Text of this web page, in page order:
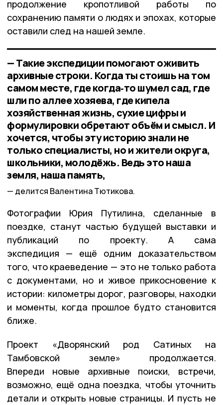
продолжение кропотливой работы по
сохранению памяти о людях и эпохах, которые
оставили след на нашей земле.
— Такие экспедиции помогают оживить
архивные строки. Когда ты стоишь на том
самом месте, где когда‑то шумел сад, где
шли по аллее хозяева, где кипела
хозяйственная жизнь, сухие цифры и
формулировки обретают объём и смысл. И
хочется, чтобы эту историю знали не
только специалисты, но и жители округа,
школьники, молодёжь. Ведь это наша
земля, наша память,
делится Валентина Тютикова.
Фотографии Юрия Путилина, сделанные в
поездке, станут частью будущей выставки и
публикаций по проекту. А сама
экспедиция — ещё одним доказательством
того, что краеведение — это не только работа
с документами, но и живое прикосновение к
истории: километры дорог, разговоры, находки
и моменты, когда прошлое будто становится
ближе.
Проект «Дворянский род Сатиных на
Тамбовской земле» продолжается.
Впереди новые архивные поиски, встречи,
возможно, ещё одна поездка, чтобы уточнить
детали и открыть новые страницы. И пусть не